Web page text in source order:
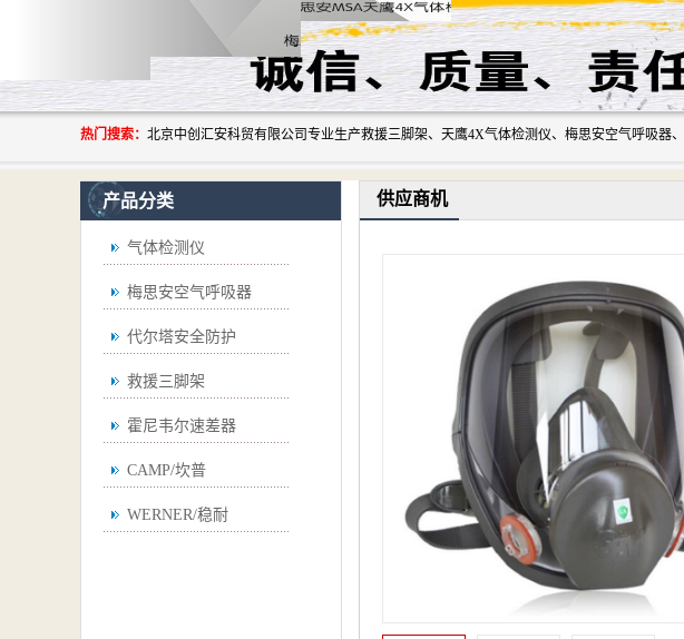
热门搜索：
产品分类
气体检测仪
梅思安空气呼吸器
代尔塔安全防护
救援三脚架
霍尼韦尔速差器
CAMP/坎普
WERNER/稳耐
供应商机